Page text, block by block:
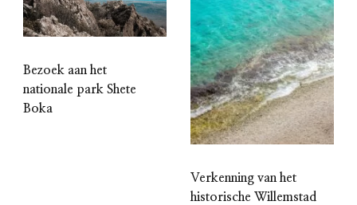
Bezoek aan het
nationale park Shete
Boka
Verkenning van het
historische Willemstad